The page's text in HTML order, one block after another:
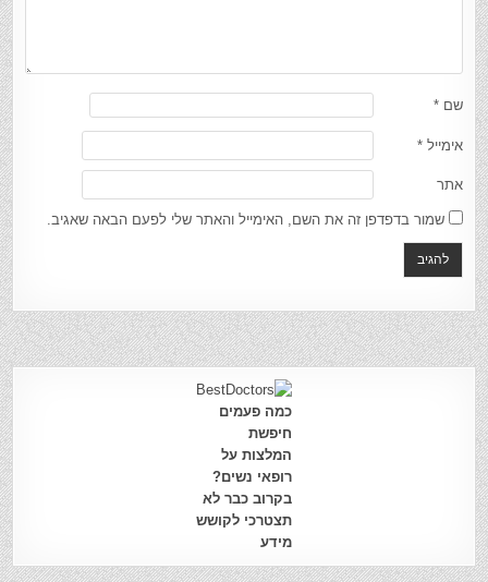
שם*
אימייל*
אתר
שמור בדפדפן זה את השם, האימייל והאתר שלי לפעם הבאה שאגיב.
כמה פעמים
חיפשת
המלצות על
רופאי נשים?
בקרוב כבר לא
תצטרכי לקושש
מידע